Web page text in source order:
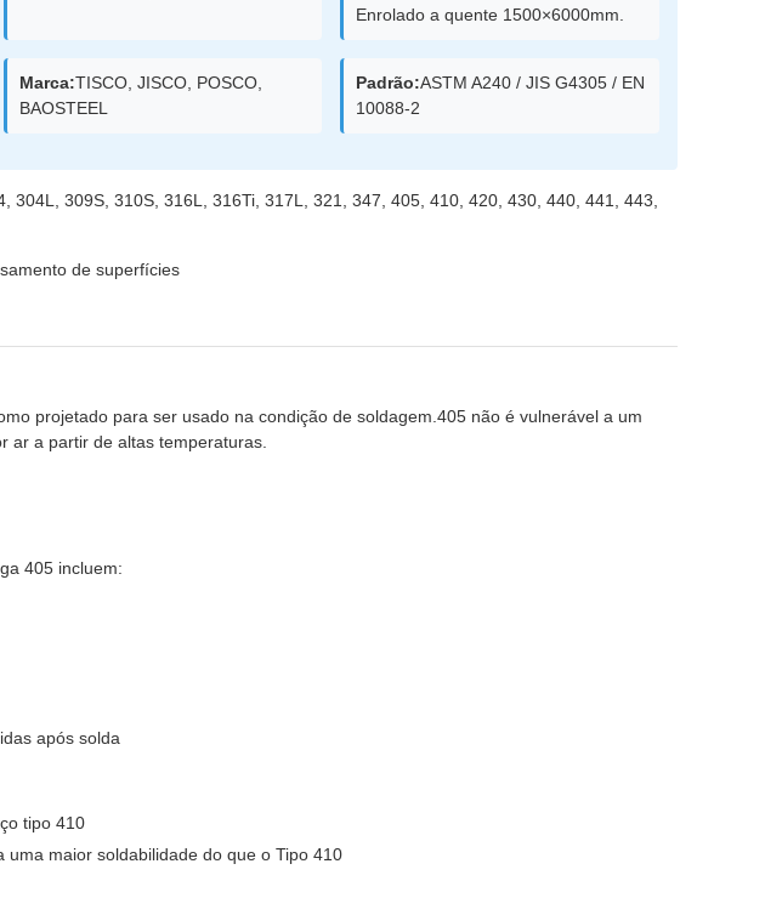
Enrolado a quente 1500×6000mm.
Marca:TISCO, JISCO, POSCO,
BAOSTEEL
Padrão:ASTM A240 / JIS G4305 / EN
10088-2
304L, 309S, 310S, 316L, 316Ti, 317L, 321, 347, 405, 410, 420, 430, 440, 441, 443,
de superfícies
projetado para ser usado na condição de soldagem.405 não é vulnerável a um
ar a partir de altas temperaturas.
405 incluem:
após solda
tipo 410
uma maior soldabilidade do que o Tipo 410